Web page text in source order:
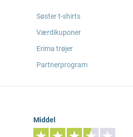
Søster t-shirts
Værdikuponer
Erima trøjer
Partnerprogram
Middel